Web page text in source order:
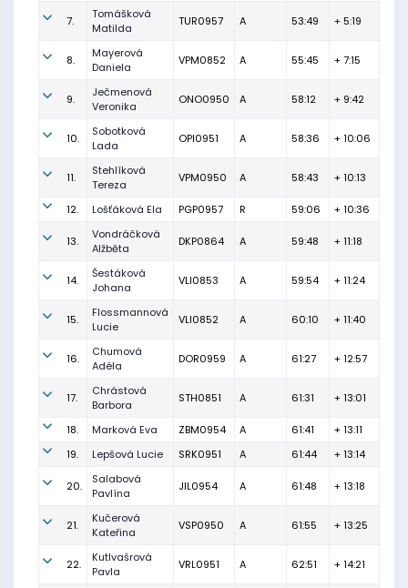
7.
Tomášková
Matilda
TUR0957 A 53:49 + 5:19
8.
Mayerová
Daniela
VPM0852 A 55:45 + 7:15
9.
Ječmenová
Veronika
ONO0950 A 58:12 + 9:42
10.
Sobotková
Lada
OPI0951 A 58:36 + 10:06
11.
Stehlíková
Tereza
VPM0950 A 58:43 + 10:13
12. Lošťáková Ela PGP0957 R 59:06 + 10:36
13.
Vondráčková
Alžběta
DKP0864 A 59:48 + 11:18
14.
Šestáková
Johana
VLI0853 A 59:54 + 11:24
15.
Flossmannová
Lucie
VLI0852 A 60:10 + 11:40
16.
Chumová
Adéla
DOR0959 A 61:27 + 12:57
17.
Chrástová
Barbora
STH0851 A 61:31 + 13:01
18. Marková Eva ZBM0954 A 61:41
+ 13:11
19.
Lepšová Lucie SRK0951 A 61:44 + 13:14
20.
Salabová
Pavlína
JIL0954 A 61:48 + 13:18
21.
Kučerová
Kateřina
VSP0950 A 61:55 + 13:25
22.
Kutlvašrová
Pavla
VRL0951 A 62:51 + 14:21